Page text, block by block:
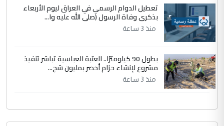
تعطيل الدوام الرسمي في العراق ليوم الأربعاء
بذكرى وفاة الرسول (صلى الله عليه وا...
منذ 3 ساعة
بطول 90 كيلومترًا.. العتبة العباسية تباشر تنفيذ
مشروع لإنشاء حزام أخضر بمليون شج...
منذ 3 ساعة